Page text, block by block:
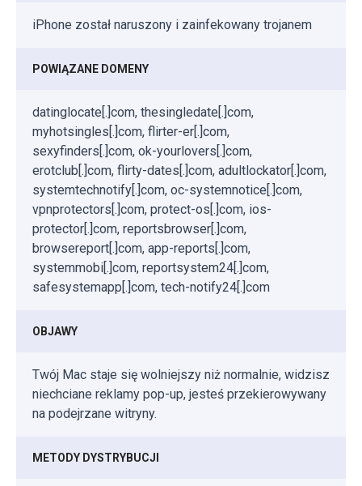
iPhone został naruszony i zainfekowany trojanem
POWIĄZANE DOMENY
datinglocate[.]com, thesingledate[.]com,
myhotsingles[.]com, flirter-er[.]com,
sexyfinders[.]com, ok-yourlovers[.]com,
erotclub[.]com, flirty-dates[.]com, adultlockator[.]com,
systemtechnotify[.]com, oc-systemnotice[.]com,
vpnprotectors[.]com, protect-os[.]com, ios-
protector[.]com, reportsbrowser[.]com,
browsereport[.]com, app-reports[.]com,
systemmobi[.]com, reportsystem24[.]com,
safesystemapp[.]com, tech-notify24[.]com
OBJAWY
Twój Mac staje się wolniejszy niż normalnie, widzisz
niechciane reklamy pop-up, jesteś przekierowywany
na podejrzane witryny.
METODY DYSTRYBUCJI